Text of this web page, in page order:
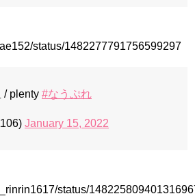
status/1482277791756599297
/ plenty #なうぷれ
January 15, 2022
status/